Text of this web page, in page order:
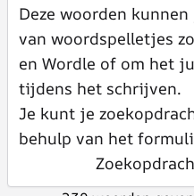
Deze woorden
van woordspelletjes
en Wordle of om het
tijdens het schrijven.
Je kunt je
behulp van het